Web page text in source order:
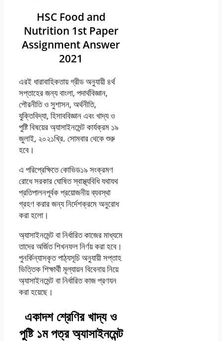
HSC Food and
Nutrition 1st Paper
Assignment Answer
2021
এরই ধারাবাহিকতায় গ্রীড অনুযায়ী ৪র্থ
সপ্তাহের জন্য বাংলা, পদার্থবিজ্ঞান,
পৌরনীতি ও সুশাসন, অর্থনীতি,
যুক্তিবিদ্যা, হিসাববিজ্ঞান এবং খাদ্য ও
পুষ্টি বিষয়ের অ্যাসাইনমেন্ট কার্যক্রম ১৯
জুলাই, ২০২১খ্রি. সােমবার থেকে শুরু
হবে।
এ পরিপ্রেক্ষিতে কোভিড১৯ সংক্রমণ
রােধে সরকার ঘােষিত স্বাস্থ্যবিধি যথাযথ
প্রতিপালনপূর্বক প্রয়ােজনীয় ব্যবস্থা
গ্রহণ করার জন্য নির্দেশক্রমে অনুরােধ
করা হলাে।
অ্যাসাইনমেন্ট বা নির্ধারিত কাজের মাধ্যমে
তাদের অর্জিত শিখনফল নির্ণয় করা হবে।
পুনর্কিন্যাসকৃত পাঠ্যসূচি অনুযায়ী সপ্তাহ
ভিত্তিক শিক্ষার্থী মূল্যায়ন বিবেনায় নিয়ে
অ্যাসাইনমেন্ট বা নির্ধারিত কাজ প্রণযন
করা হয়েছে।
একাদশ শ্রেণির খাদ্য ও
পুষ্টি ১ম পত্র অ্যাসাইনমেন্ট